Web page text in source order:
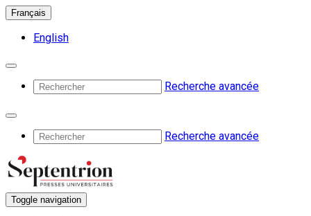
Français
English
Recherche avancée
Recherche avancée
Toggle navigation